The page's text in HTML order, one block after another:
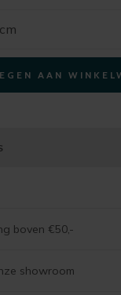
AAN
boven €50,-
showroom